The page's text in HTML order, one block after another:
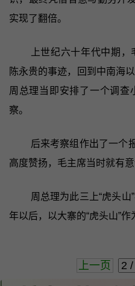
实现了翻倍。
上世纪六十年代中期
陈永贵的事迹，回到中南海
周总理当即安排了一个调查
察。
后来考察组作出了一个
高度赞扬，毛主席当时就有意
周总理为此三上“虎头
年以后，以大寨的“虎头山”作
上一页